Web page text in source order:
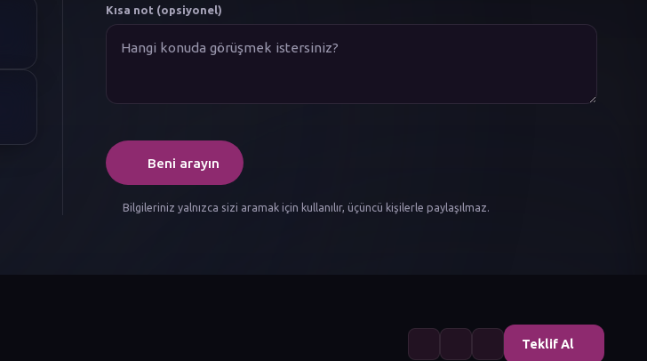
Kısa not (opsiyonel)
Beni arayın
Bilgileriniz yalnızca sizi aramak için kullanılır, üçüncü kişilerle paylaşılmaz.
Teklif Al